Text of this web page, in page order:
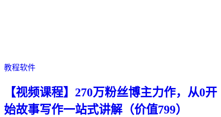
教程软件
【视频课程】270万粉丝博主力作，从0开
始故事写作一站式讲解（价值799）